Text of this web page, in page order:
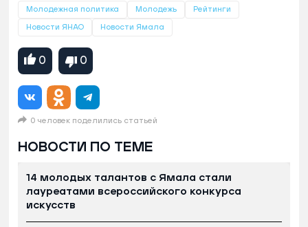
Молодежная политика Молодежь Рейтинги
Новости ЯНАО Новости Ямала
0 0
0 человек поделились статьей
НОВОСТИ ПО ТЕМЕ
14 молодых талантов с Ямала стали
лауреатами всероссийского конкурса
искусств